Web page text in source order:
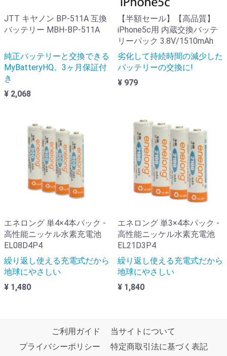
JTT キヤノン BP-511A 互換
バッテリー MBH-BP-511A
純正バッテリーと交換できる
MyBatteryHQ。3ヶ月保証付
き
¥ 2,068
【半額セール】【高品質】
iPhone5c用 内蔵交換バッテ
リーパック 3.8V/1510mAh
劣化して持続時間の減少した
バッテリーの交換に!
¥ 979
エネロング 単4×4本パック -
高性能ニッケル水素充電池
EL08D4P4
繰り返し使える充電式だから
地球にやさしい
¥ 1,480
エネロング 単3×4本パック -
高性能ニッケル水素充電池
EL21D3P4
繰り返し使える充電式だから
地球にやさしい
¥ 1,840
ご利用ガイド
当サイトについて
プライバシーポリシー
特定商取引法に基づく表記